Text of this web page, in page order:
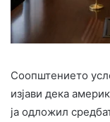
Соопштението
изјави дека
ја одложил